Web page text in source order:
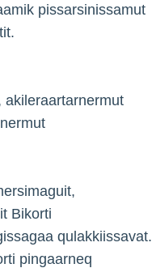
pissarsinissamut
akileraartarnermut
Bikorti
qulakkiissavat.
pingaarneq